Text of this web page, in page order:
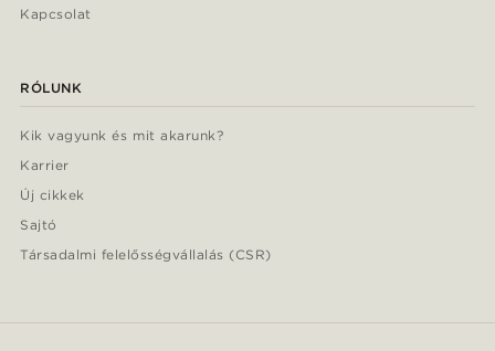
Kapcsolat
RÓLUNK
Kik vagyunk és mit akarunk?
Karrier
Új cikkek
Sajtó
Társadalmi felelősségvállalás (CSR)